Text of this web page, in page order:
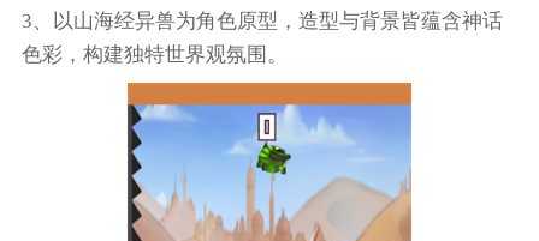
3、以山海经异兽为角色原型，造型与背景皆蕴含神话
色彩，构建独特世界观氛围。